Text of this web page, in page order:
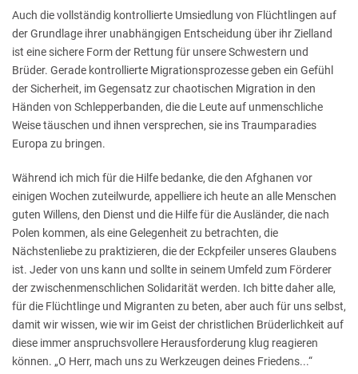
Auch die vollständig kontrollierte Umsiedlung von Flüchtlingen auf
der Grundlage ihrer unabhängigen Entscheidung über ihr Zielland
ist eine sichere Form der Rettung für unsere Schwestern und
Brüder. Gerade kontrollierte Migrationsprozesse geben ein Gefühl
der Sicherheit, im Gegensatz zur chaotischen Migration in den
Händen von Schlepperbanden, die die Leute auf unmenschliche
Weise täuschen und ihnen versprechen, sie ins Traumparadies
Europa zu bringen.
Während ich mich für die Hilfe bedanke, die den Afghanen vor
einigen Wochen zuteilwurde, appelliere ich heute an alle Menschen
guten Willens, den Dienst und die Hilfe für die Ausländer, die nach
Polen kommen, als eine Gelegenheit zu betrachten, die
Nächstenliebe zu praktizieren, die der Eckpfeiler unseres Glaubens
ist. Jeder von uns kann und sollte in seinem Umfeld zum Förderer
der zwischenmenschlichen Solidarität werden. Ich bitte daher alle,
für die Flüchtlinge und Migranten zu beten, aber auch für uns selbst,
damit wir wissen, wie wir im Geist der christlichen Brüderlichkeit auf
diese immer anspruchsvollere Herausforderung klug reagieren
können. „O Herr, mach uns zu Werkzeugen deines Friedens...“